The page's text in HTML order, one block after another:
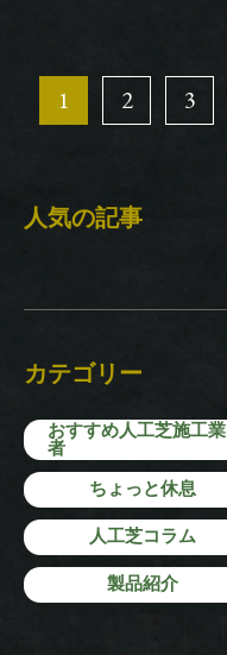
1 2 3
人気の記事
カテゴリー
おすすめ人工芝施工業
者
ちょっと休息
人工芝コラム
製品紹介